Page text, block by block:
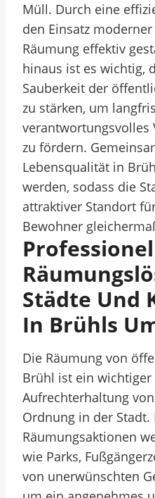
Müll. Durch eine
den Einsatz
Räumung effektiv
hinaus ist es wichtig,
Sauberkeit der
zu stärken, um
verantwortungsvolles
zu fördern.
Lebensqualität in
werden, sodass die
attraktiver Standort
Bewohner
Städte Und
In Brühls
Die Räumung von
Brühl ist ein wichtiger
Aufrechterhaltung
Ordnung in der
Räumungsaktionen
wie Parks,
von unerwünschten